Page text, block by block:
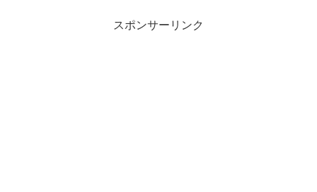
スポンサーリンク